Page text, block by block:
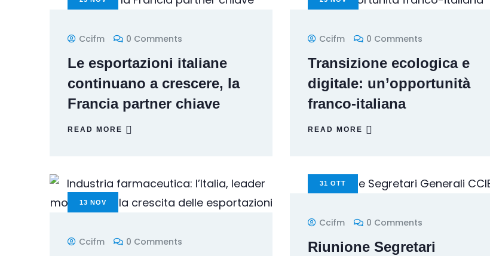
Ccifm 0 Comments
Le esportazioni italiane
continuano a crescere, la
Francia partner chiave
READ MORE
Ccifm 0 Comments
Transizione ecologica e
digitale: un’opportunità
franco-italiana
READ MORE
13 NOV
Ccifm 0 Comments
31 OTT
Ccifm 0 Comments
Riunione Segretari